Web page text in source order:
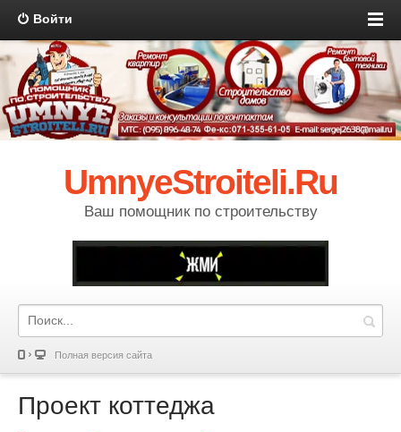
Войти
UmnyeStroiteli.Ru
Ваш помощник по строительству
Полная версия сайта
Проект коттеджа